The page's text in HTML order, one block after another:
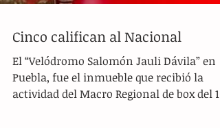
Cinco califican al Nacional
El “Velódromo Salomón Jauli Dávila” en